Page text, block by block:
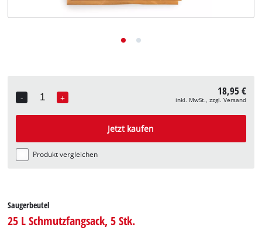
-
Quantity
+ 18,95 €
inkl. MwSt., zzgl. Versand
Jetzt kaufen
Produkt vergleichen
Saugerbeutel
25 L Schmutzfangsack, 5 Stk.